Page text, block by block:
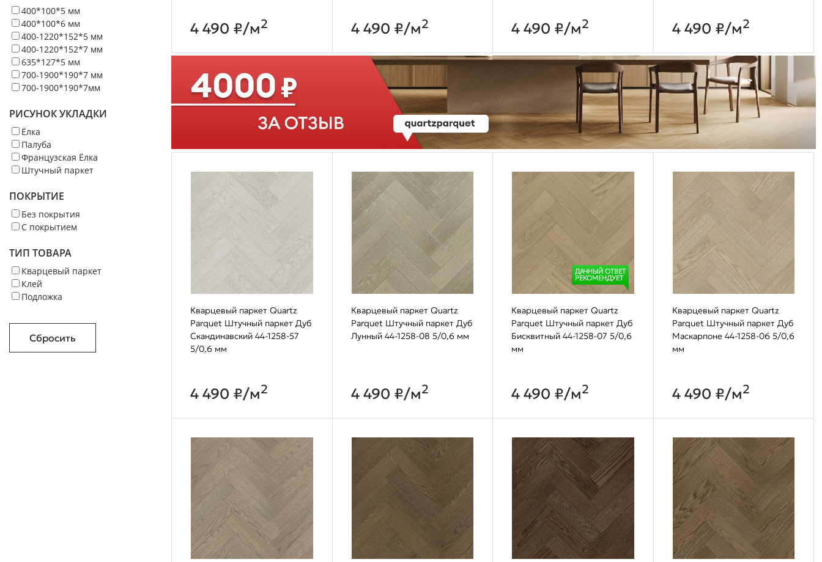
400*100*5 мм
400*100*6 мм
400-1220*152*5 мм
400-1220*152*7 мм
635*127*5 мм
700-1900*190*7 мм
700-1900*190*7мм
РИСУНОК УКЛАДКИ
Ёлка
Палуба
Французская Ёлка
Штучный паркет
ПОКРЫТИЕ
Без покрытия
С покрытием
ТИП ТОВАРА
Кварцевый паркет
Клей
Подложка
Сбросить
4 490 ₽/м2 4 490 ₽/м2 4 490 ₽/м2 4 490 ₽/м2
Кварцевый паркет Quartz
Parquet Штучный паркет Дуб
Скандинавский 44-1258-57
5/0,6 мм
4 490 ₽/м2
Кварцевый паркет Quartz
Parquet Штучный паркет Дуб
Лунный 44-1258-08 5/0,6 мм
4 490 ₽/м2
ДАЧНЫЙ ОТВЕТ
РЕКОМЕНДУЕТ
Кварцевый паркет Quartz
Parquet Штучный паркет Дуб
Бисквитный 44-1258-07 5/0,6
мм
4 490 ₽/м2
Кварцевый паркет Quartz
Parquet Штучный паркет Дуб
Маскарпоне 44-1258-06 5/0,6
мм
4 490 ₽/м2